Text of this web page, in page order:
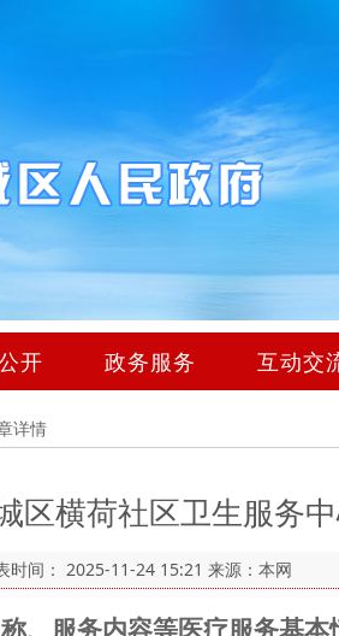
开 政务服务 互动交
详情
区横荷社区卫生服务
时间： 2025-11-24 15:21 来源：本网
、服务内容等医疗服务基本